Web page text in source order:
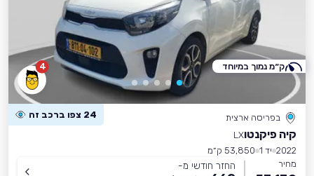
4
בפריסה ארצית 24 צפו ברכב זה
קיה פיקנטוLX
2022 יד 1
53,850 ק״מ
מחיר
החזר חודשי מ-
ק״מ נמוך במיוחד